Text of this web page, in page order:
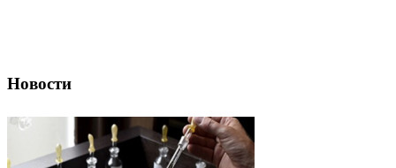
Новости